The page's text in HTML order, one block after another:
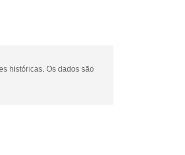
históricas. Os dados são